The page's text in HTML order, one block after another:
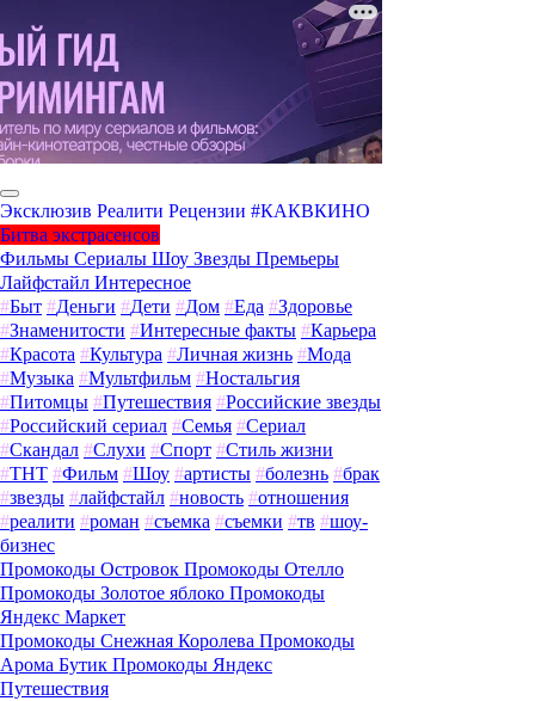
Эксклюзив Реалити Рецензии #КАКВКИНО
Битва экстрасенсов
Фильмы Сериалы Шоу Звезды Премьеры
Лайфстайл Интересное
#Быт #Деньги #Дети #Дом #Еда #Здоровье
#Знаменитости #Интересные факты #Карьера
#Красота #Культура #Личная жизнь #Мода
#Музыка #Мультфильм #Ностальгия
#Питомцы #Путешествия #Российские звезды
#Российский сериал #Семья #Сериал
#Скандал #Слухи #Спорт #Стиль жизни
#ТНТ #Фильм #Шоу #артисты #болезнь #брак
#звезды #лайфстайл #новость #отношения
#реалити #роман #съемка #съемки #тв #шоу-
бизнес
Промокоды Островок Промокоды Отелло
Промокоды Золотое яблоко Промокоды
Яндекс Маркет
Промокоды Снежная Королева Промокоды
Арома Бутик Промокоды Яндекс
Путешествия